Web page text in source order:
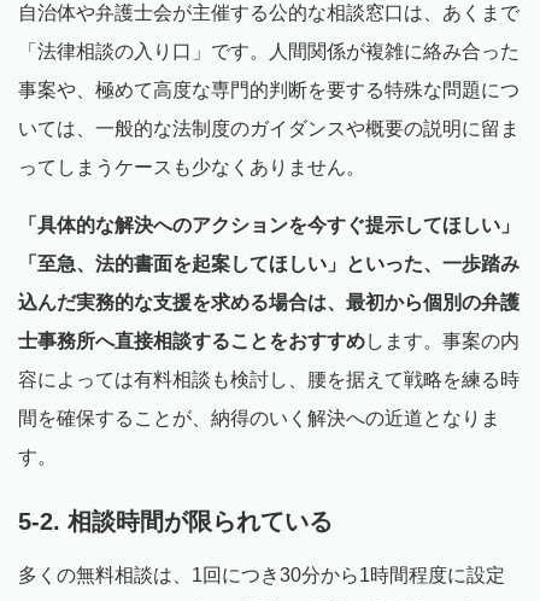
自治体や弁護士会が主催する公的な相談窓口は、あくまで
「法律相談の入り口」です。人間関係が複雑に絡み合った
事案や、極めて高度な専門的判断を要する特殊な問題につ
いては、一般的な法制度のガイダンスや概要の説明に留ま
ってしまうケースも少なくありません。
「具体的な解決へのアクションを今すぐ提示してほしい」
「至急、法的書面を起案してほしい」といった、一歩踏み
込んだ実務的な支援を求める場合は、最初から個別の弁護
士事務所へ直接相談することをおすすめします。事案の内
容によっては有料相談も検討し、腰を据えて戦略を練る時
間を確保することが、納得のいく解決への近道となりま
す。
5-2. 相談時間が限られている
多くの無料相談は、1回につき30分から1時間程度に設定